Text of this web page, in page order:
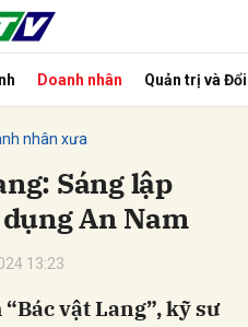
Doanh nhân Quản trị và
nhân xưa
Sáng lập
An Nam
13:23
vật Lang”, kỹ sư